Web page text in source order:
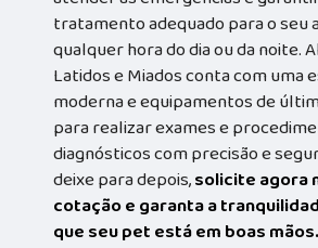
tratamento adequado para o seu
qualquer hora do dia ou da noite.
Latidos e Miados conta com uma
moderna e equipamentos de
para realizar exames e
diagnósticos com precisão e
deixe para depois,solicite agora
cotação e garanta a
que seu pet está em boas mãos.